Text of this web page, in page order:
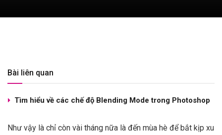
Bài liên quan
Tìm hiểu về các chế độ Blending Mode trong Photoshop
Như vậy là chỉ còn vài tháng nữa là đến mùa hè để bắt kịp xu